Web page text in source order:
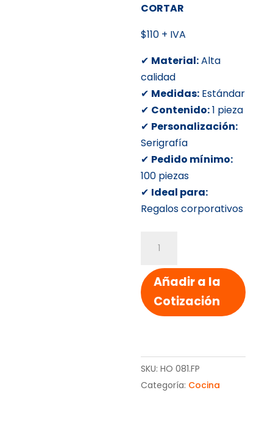
CORTAR
$110 + IVA
✔ Material:Alta
calidad
✔ Medidas: Estándar
✔ Contenido:1 pieza
✔ Personalización:
Serigrafía
✔ Pedido mínimo:
100 piezas
✔ Ideal para:
Regalos corporativos
PARA
CORTAR
cantidad
Añadir a la
Cotización
SKU:HO 081.FP
Categoría: Cocina